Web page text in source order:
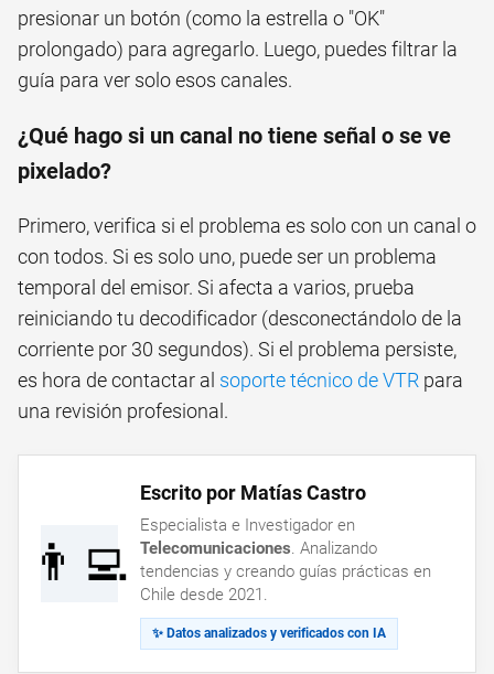
presionar un botón (como la estrella o "OK"
prolongado) para agregarlo. Luego, puedes filtrar la
guía para ver solo esos canales.
¿Qué hago si un canal no tiene señal o se ve
pixelado?
Primero, verifica si el problema es solo con un canal o
con todos. Si es solo uno, puede ser un problema
temporal del emisor. Si afecta a varios, prueba
reiniciando tu decodificador (desconectándolo de la
corriente por 30 segundos). Si el problema persiste,
es hora de contactar al soporte técnico de VTR para
una revisión profesional.
👨‍💻
Escrito por Matías Castro
Especialista e Investigador en
Telecomunicaciones. Analizando
tendencias y creando guías prácticas en
Chile desde 2021.
✨ Datos analizados y verificados con IA